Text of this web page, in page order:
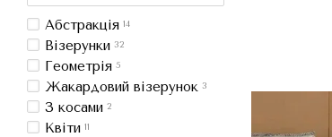
Абстракція 14
Візерунки 32
Геометрія 5
Жакардовий візерунок 3
З косами 2
Квіти 11